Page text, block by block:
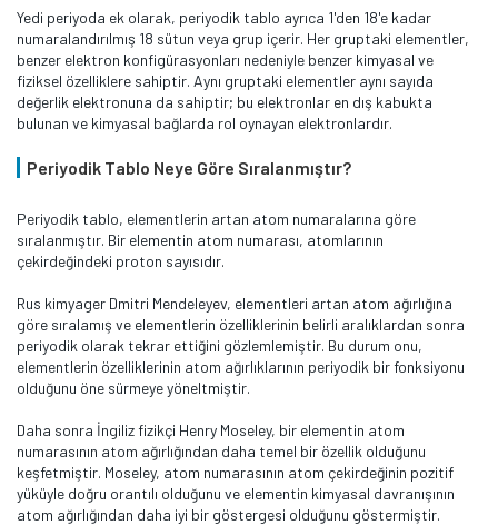
Yedi periyoda ek olarak, periyodik tablo ayrıca 1'den 18'e kadar
numaralandırılmış 18 sütun veya grup içerir. Her gruptaki elementler,
benzer elektron konfigürasyonları nedeniyle benzer kimyasal ve
fiziksel özelliklere sahiptir. Aynı gruptaki elementler aynı sayıda
değerlik elektronuna da sahiptir; bu elektronlar en dış kabukta
bulunan ve kimyasal bağlarda rol oynayan elektronlardır.
Periyodik Tablo Neye Göre Sıralanmıştır?
Periyodik tablo, elementlerin artan atom numaralarına göre
sıralanmıştır. Bir elementin atom numarası, atomlarının
çekirdeğindeki proton sayısıdır.
Rus kimyager Dmitri Mendeleyev, elementleri artan atom ağırlığına
göre sıralamış ve elementlerin özelliklerinin belirli aralıklardan sonra
periyodik olarak tekrar ettiğini gözlemlemiştir. Bu durum onu,
elementlerin özelliklerinin atom ağırlıklarının periyodik bir fonksiyonu
olduğunu öne sürmeye yöneltmiştir.
Daha sonra İngiliz fizikçi Henry Moseley, bir elementin atom
numarasının atom ağırlığından daha temel bir özellik olduğunu
keşfetmiştir. Moseley, atom numarasının atom çekirdeğinin pozitif
yüküyle doğru orantılı olduğunu ve elementin kimyasal davranışının
atom ağırlığından daha iyi bir göstergesi olduğunu göstermiştir.